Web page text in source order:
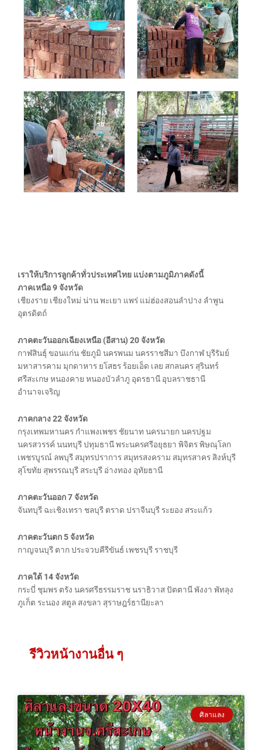
เราให้บริการลูกค้าทั่วประเทศไทย แบ่งตามภูมิภาคดังนี้
ภาคเหนือ 9 จังหวัด
เชียงราย เชียงใหม่ น่าน พะเยา แพร่ แม่ฮ่องสอนลำปาง ลำพูน
อุตรดิตถ์
ภาคตะวันออกเฉียงเหนือ (อีสาน) 20 จังหวัด
กาฬสินธุ์ ขอนแก่น ชัยภูมิ นครพนม นครราชสีมา บึงกาฬ บุรีรัมย์
มหาสารคาม มุกดาหาร ยโสธร ร้อยเอ็ด เลย สกลนคร สุรินทร์
ศรีสะเกษ หนองคาย หนองบัวลำภู อุดรธานี อุบลราชธานี
อำนาจเจริญ
ภาคกลาง 22 จังหวัด
กรุงเทพมหานคร กำแพงเพชร ชัยนาท นครนายก นครปฐม
นครสวรรค์ นนทบุรี ปทุมธานี พระนครศรีอยุธยา พิจิตร พิษณุโลก
เพชรบูรณ์ ลพบุรี สมุทรปราการ สมุทรสงคราม สมุทรสาคร สิงห์บุรี
สุโขทัย สุพรรณบุรี สระบุรี อ่างทอง อุทัยธานี
ภาคตะวันออก 7 จังหวัด
จันทบุรี ฉะเชิงเทรา ชลบุรี ตราด ปราจีนบุรี ระยอง สระแก้ว
ภาคตะวันตก 5 จังหวัด
กาญจนบุรี ตาก ประจวบคีรีขันธ์ เพชรบุรี ราชบุรี
ภาคใต้ 14 จังหวัด
กระบี่ ชุมพร ตรัง นครศรีธรรมราช นราธิวาส ปัตตานี พังงา พัทลุง
ภูเก็ต ระนอง สตูล สงขลา สุราษฎร์ธานียะลา
รีวิวหน้างานอื่น ๆ
ศิลาแลง